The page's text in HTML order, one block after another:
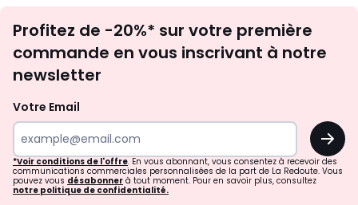
newsletter
Profitez de -20%* sur votre première
commande en vous inscrivant à notre
newsletter
Votre Email
OK
*Voir conditions de l'offre. En vous abonnant, vous consentez à recevoir des
communications commerciales personnalisées de la part de La Redoute. Vous
pouvez vous désabonner à tout moment. Pour en savoir plus, consultez
notre politique de confidentialité.